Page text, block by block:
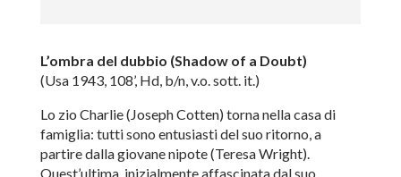
L’ombra del dubbio (Shadow of a Doubt)
(Usa 1943, 108’, Hd, b/n, v.o. sott. it.)
Lo zio Charlie (Joseph Cotten) torna nella casa di
famiglia: tutti sono entusiasti del suo ritorno, a
partire dalla giovane nipote (Teresa Wright).
Quest’ultima, inizialmente affascinata dal suo